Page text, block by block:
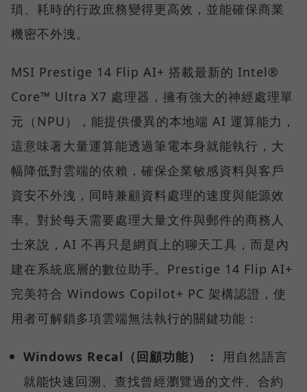
瑣、耗時的行政庶務變得更高效，並能確保商業
機密不外洩。
MSI Prestige 14 Flip AI+ 搭載最新的 Intel®
Core™ Ultra X7 處理器，擁有強大的神經處理單
元（NPU），能提供優異的本地端 AI 運算能力，
這意味著大量運算能透過筆電本身就能執行，大
幅降低對雲端的依賴，確保企業敏感資料與客戶
資安不外洩，同時兼顧資料處理的速度與能源效
率。對於每天需要處理大量文件與郵件的商務人
士來說，AI 不再只是網頁上的聊天工具，而是內
建在系統底層的數位助手。Prestige 14 Flip AI+
完美符合 Windows Copilot+ PC 架構認證，使
用者可解鎖多項雲端無法執行的關鍵功能：
Windows Recal（回顧功能） ：
用自然語言
就能快速回溯、查找曾經瀏覽過的文件、合約